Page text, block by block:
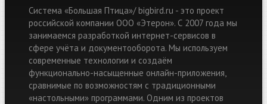
Система «Большая Птица»/ bigbird.ru - это проект
российской компании ООО «Этерон». С 2007 года мы
занимаемся разработкой интернет-сервисов в
сфере учёта и документооборота. Мы используем
современные технологии и создаём
функционально-насыщенные онлайн-приложения,
сравнимые по возможностям с традиционными
«настольными» программами. Одним из проектов